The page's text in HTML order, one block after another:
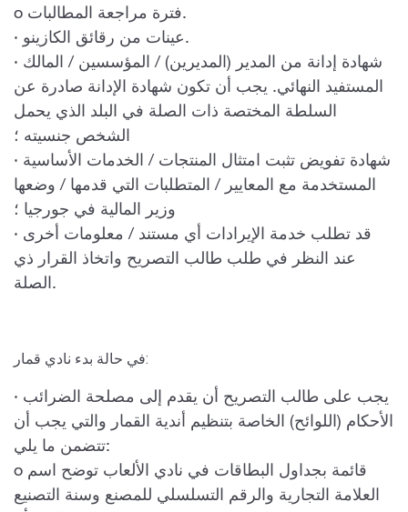
o فترة مراجعة المطالبات.
· عينات من رقائق الكازينو.
· شهادة إدانة من المدير (المديرين) / المؤسسين / المالك
المستفيد النهائي. يجب أن تكون شهادة الإدانة صادرة عن
السلطة المختصة ذات الصلة في البلد الذي يحمل
الشخص جنسيته ؛
· شهادة تفويض تثبت امتثال المنتجات / الخدمات الأساسية
المستخدمة مع المعايير / المتطلبات التي قدمها / وضعها
وزير المالية في جورجيا ؛
· قد تطلب خدمة الإيرادات أي مستند / معلومات أخرى
عند النظر في طلب طالب التصريح واتخاذ القرار ذي
الصلة.
في حالة بدء نادي قمار:
· يجب على طالب التصريح أن يقدم إلى مصلحة الضرائب
الأحكام (اللوائح) الخاصة بتنظيم أندية القمار والتي يجب أن
تتضمن ما يلي:
o قائمة بجداول البطاقات في نادي الألعاب توضح اسم
العلامة التجارية والرقم التسلسلي للمصنع وسنة التصنيع